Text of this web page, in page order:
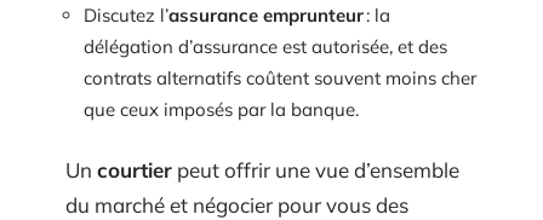
Discutez l’assurance emprunteur: la
délégation d’assurance est autorisée, et des
contrats alternatifs coûtent souvent moins cher
que ceux imposés par la banque.
Un courtier peut offrir une vue d’ensemble
du marché et négocier pour vous des